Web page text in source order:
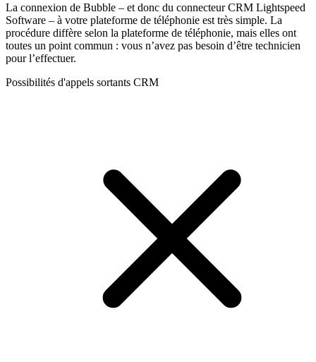
La connexion de Bubble – et donc du connecteur CRM Lightspeed
Software – à votre plateforme de téléphonie est très simple. La
procédure diffère selon la plateforme de téléphonie, mais elles ont
toutes un point commun : vous n’avez pas besoin d’être technicien
pour l’effectuer.
Possibilités d'appels sortants CRM